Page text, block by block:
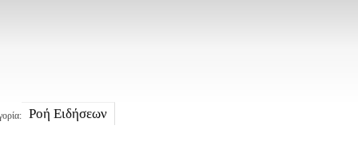
Ροή Ειδήσεων